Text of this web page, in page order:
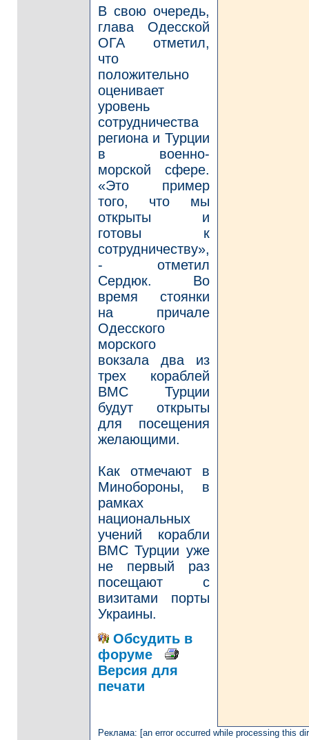
В свою очередь,
глава Одесской
ОГА отметил,
что
положительно
оценивает
уровень
сотрудничества
региона и Турции
в военно-
морской сфере.
«Это пример
того, что мы
открыты и
готовы к
сотрудничеству»,
- отметил
Сердюк. Во
время стоянки
на причале
Одесского
морского
вокзала два из
трех кораблей
ВМС Турции
будут открыты
для посещения
желающими.
Как отмечают в
Минобороны, в
рамках
национальных
учений корабли
ВМС Турции уже
не первый раз
посещают с
визитами порты
Украины.
Обсудить в
форуме
Версия для
печати
Рeклaмa: [an error occurred while processing this